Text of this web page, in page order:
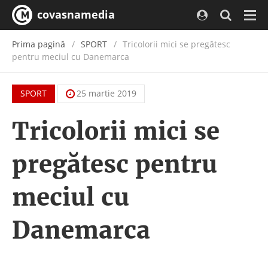
covasnamedia
Prima pagină SPORT
Tricolorii mici se pregătesc
pentru meciul cu Danemarca
SPORT 25 martie 2019
Tricolorii mici se
pregătesc pentru
meciul cu
Danemarca